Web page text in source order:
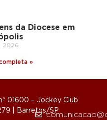
da Diocese em
2026
»
01600 – Jockey Club
| Barretos/SP